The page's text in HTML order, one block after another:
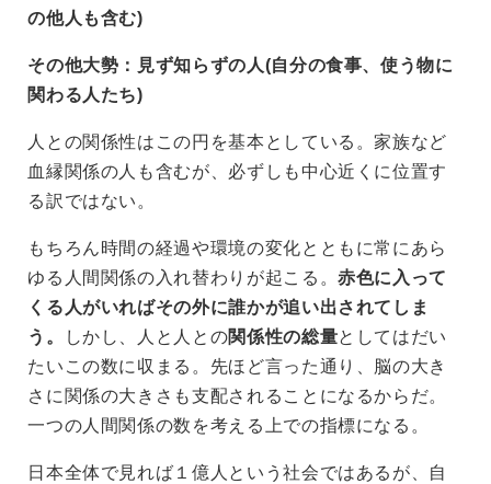
の他人も含む)
その他大勢：見ず知らずの人(自分の食事、使う物に
関わる人たち)
人との関係性はこの円を基本としている。家族など
血縁関係の人も含むが、必ずしも中心近くに位置す
る訳ではない。
もちろん時間の経過や環境の変化とともに常にあら
ゆる人間関係の入れ替わりが起こる。赤色に入って
くる人がいればその外に誰かが追い出されてしま
う。
しかし、人と人との関係性の総量としてはだい
たいこの数に収まる。先ほど言った通り、脳の大き
さに関係の大きさも支配されることになるからだ。
一つの人間関係の数を考える上での指標になる。
日本全体で見れば１億人という社会ではあるが、自